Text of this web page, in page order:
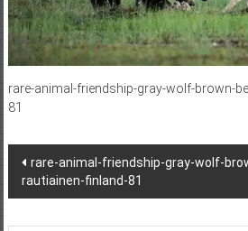
rare-animal-friendship-gray-wolf-brown-
81
Post
navigation
rare-animal-friendship-gray-wolf-
rautiainen-finland-81